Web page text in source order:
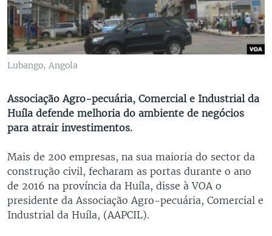
Lubango, Angola
Associação Agro-pecuária, Comercial e Industrial da
Huíla defende melhoria do ambiente de negócios
para atrair investimentos.
Mais de 200 empresas, na sua maioria do sector da
construção civil, fecharam as portas durante o ano
de 2016 na província da Huíla, disse à VOA o
presidente da Associação Agro-pecuária, Comercial e
Industrial da Huíla, (AAPCIL).